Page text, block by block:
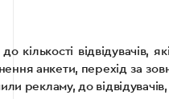
до кількості
анкети, перехід за
рекламу, до